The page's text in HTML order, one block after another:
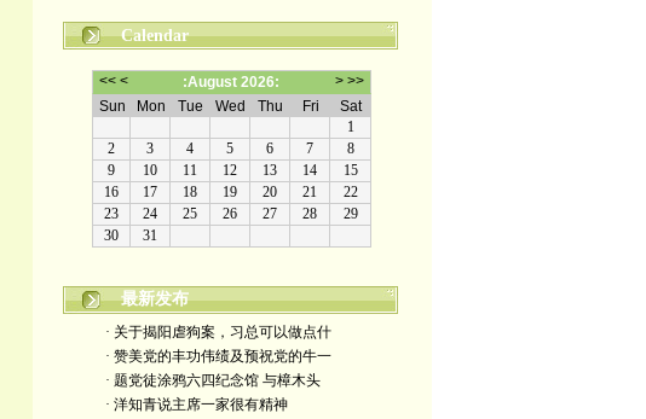
Calendar
最新发布
· 关于揭阳虐狗案，习总可以做点什
· 赞美党的丰功伟绩及预祝党的牛一
· 题党徒涂鸦六四纪念馆 与樟木头
· 洋知青说主席一家很有精神